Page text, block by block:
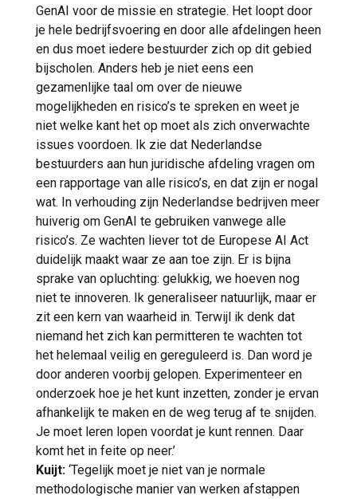
GenAI voor de missie en strategie. Het loopt door
je hele bedrijfsvoering en door alle afdelingen heen
en dus moet iedere bestuurder zich op dit gebied
bijscholen. Anders heb je niet eens een
gezamenlijke taal om over de nieuwe
mogelijkheden en risico’s te spreken en weet je
niet welke kant het op moet als zich onverwachte
issues voordoen. Ik zie dat Nederlandse
bestuurders aan hun juridische afdeling vragen om
een rapportage van alle risico’s, en dat zijn er nogal
wat. In verhouding zijn Nederlandse bedrijven meer
huiverig om GenAI te gebruiken vanwege alle
risico’s. Ze wachten liever tot de Europese AI Act
duidelijk maakt waar ze aan toe zijn. Er is bijna
sprake van opluchting: gelukkig, we hoeven nog
niet te innoveren. Ik generaliseer natuurlijk, maar er
zit een kern van waarheid in. Terwijl ik denk dat
niemand het zich kan permitteren te wachten tot
het helemaal veilig en gereguleerd is. Dan word je
door anderen voorbij gelopen. Experimenteer en
onderzoek hoe je het kunt inzetten, zonder je ervan
afhankelijk te maken en de weg terug af te snijden.
Je moet leren lopen voordat je kunt rennen. Daar
komt het in feite op neer.’
Kuijt: ‘Tegelijk moet je niet van je normale
methodologische manier van werken afstappen